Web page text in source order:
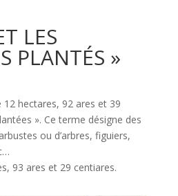
LES
PLANTÉS »
hectares, 92 ares et 39
». Ce terme désigne des
ou d’arbres, figuiers,
93 ares et 29 centiares.